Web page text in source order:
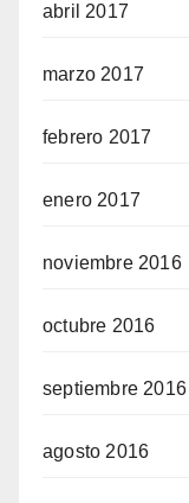
abril 2017
marzo 2017
febrero 2017
enero 2017
noviembre 2016
octubre 2016
septiembre 2016
agosto 2016